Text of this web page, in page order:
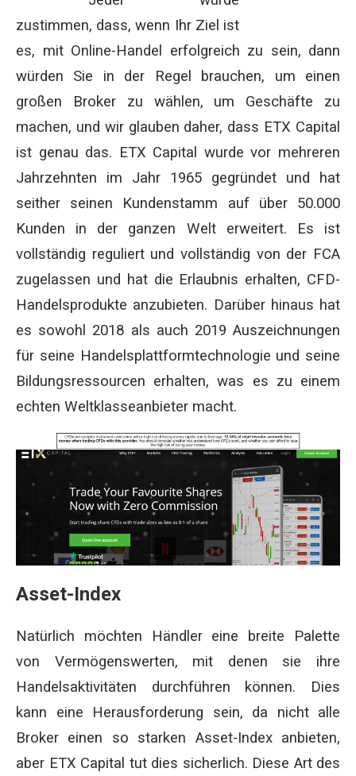
zustimmen, dass, wenn Ihr Ziel ist
es, mit Online-Handel erfolgreich zu sein, dann
würden Sie in der Regel brauchen, um einen
großen Broker zu wählen, um Geschäfte zu
machen, und wir glauben daher, dass ETX Capital
ist genau das. ETX Capital wurde vor mehreren
Jahrzehnten im Jahr 1965 gegründet und hat
seither seinen Kundenstamm auf über 50.000
Kunden in der ganzen Welt erweitert. Es ist
vollständig reguliert und vollständig von der FCA
zugelassen und hat die Erlaubnis erhalten, CFD-
Handelsprodukte anzubieten. Darüber hinaus hat
es sowohl 2018 als auch 2019 Auszeichnungen
für seine Handelsplattformtechnologie und seine
Bildungsressourcen erhalten, was es zu einem
echten Weltklasseanbieter macht.
Asset-Index
Natürlich möchten Händler eine breite Palette
von Vermögenswerten, mit denen sie ihre
Handelsaktivitäten durchführen können. Dies
kann eine Herausforderung sein, da nicht alle
Broker einen so starken Asset-Index anbieten,
aber ETX Capital tut dies sicherlich. Diese Art des